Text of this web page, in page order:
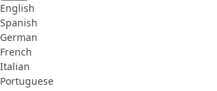
English
Spanish
German
French
Italian
Portuguese